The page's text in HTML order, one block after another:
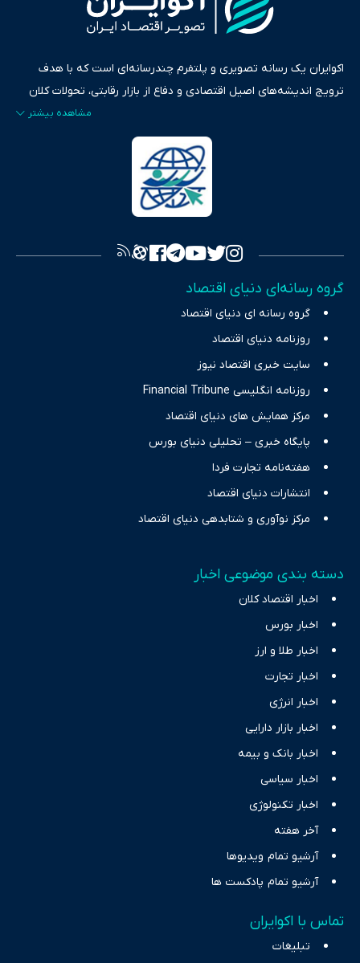
اکوایران یک رسانه تصویری و پلتفرم چندرسانه‌ای است که با هدف
ترویج اندیشه‌های اصیل اقتصادی و دفاع از بازار رقابتی، تحولات کلان
ایران و جهان را در قالب‌های ویدیو، پادکست، متن و گزارش‌های تحلیلی
پایش می‌کند. این رسانه به عنوان منبعی دقیق و قابل اعتماد، فراتر از
اطلاع‌رسانی صرف، به تبیین سیاست‌ها و کارکردهای بازارهای مالی،
سرمایه‌گذاری، تجارت و حوزه‌های نوظهور می‌پردازد. اکوایران با پایبندی
به اصول «انصاف، امانت و صداقت»، بستری برای انعکاس آراء متنوع
تصویری شفاف از واقعیت‌های اقتصادی ارائه دهد. ما در اکوایران با
چالش‌های فقر و بیکاری را جست‌وجو کرده و در کنار تحلیل آمارها،
نیازهای خبری مخاطبان در حوزه‌های اثرگذار بر اقتصاد را با رویکردی
حرفه‌ای و روزآمد پوشش می‌دهیم.
گروه رسانه‌ای دنیای اقتصاد
گروه رسانه ای دنیای اقتصاد
روزنامه دنیای اقتصاد
سایت خبری اقتصاد نیوز
روزنامه انگلیسی Financial Tribune
مرکز همایش های دنیای اقتصاد
پایگاه خبری – تحلیلی دنیای بورس
هفته‌نامه تجارت فردا
انتشارات دنیای اقتصاد
مرکز نوآوری و شتابدهی دنیای اقتصاد
دسته بندی موضوعی اخبار
اخبار اقتصاد کلان
اخبار بورس
اخبار طلا و ارز
اخبار تجارت
اخبار انرژی
اخبار بازار دارایی
اخبار بانک و بیمه
اخبار سیاسی
اخبار تکنولوژی
آخر هفته
آرشیو تمام ویدیوها
آرشیو تمام پادکست ها
تماس با اکوایران
تبلیغات